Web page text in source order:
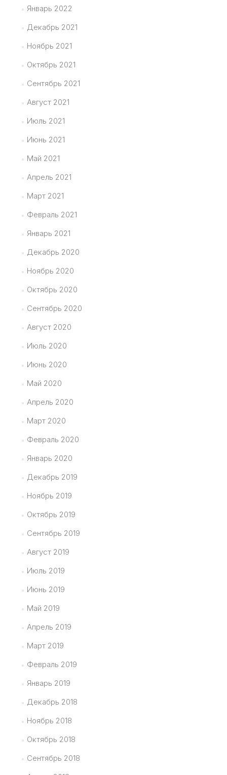
Январь 2022
Декабрь 2021
Ноябрь 2021
Октябрь 2021
Сентябрь 2021
Август 2021
Июль 2021
Июнь 2021
Май 2021
Апрель 2021
Март 2021
Февраль 2021
Январь 2021
Декабрь 2020
Ноябрь 2020
Октябрь 2020
Сентябрь 2020
Август 2020
Июль 2020
Июнь 2020
Май 2020
Апрель 2020
Март 2020
Февраль 2020
Январь 2020
Декабрь 2019
Ноябрь 2019
Октябрь 2019
Сентябрь 2019
Август 2019
Июль 2019
Июнь 2019
Май 2019
Апрель 2019
Март 2019
Февраль 2019
Январь 2019
Декабрь 2018
Ноябрь 2018
Октябрь 2018
Сентябрь 2018